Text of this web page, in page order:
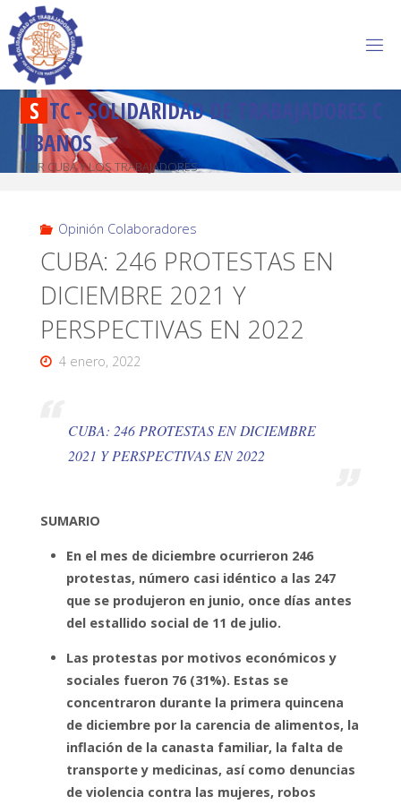
S TC-SOLIDARIDADD R A BAJADORES C
U BANOS
POR CUBA Y LOS TRABAJADORES
Opinión Colaboradores
CUBA: 246 PROTESTAS EN
DICIEMBRE 2021 Y
PERSPECTIVAS EN 2022
4 enero, 2022
CUBA: 246 PROTESTAS EN DICIEMBRE
2021 Y PERSPECTIVAS EN 2022
SUMARIO
En el mes de diciembre ocurrieron 246
protestas, número casi idéntico a las 247
que se produjeron en junio, once días antes
del estallido social de 11 de julio.
Las protestas por motivos económicos y
sociales fueron 76 (31%). Estas se
concentraron durante la primera quincena
de diciembre por la carencia de alimentos, la
inflación de la canasta familiar, la falta de
transporte y medicinas, así como denuncias
de violencia contra las mujeres, robos